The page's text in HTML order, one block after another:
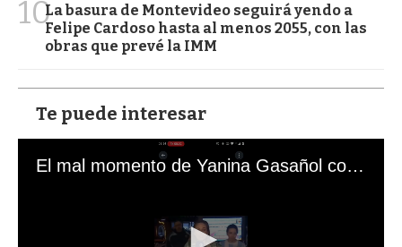
10La basura de Montevideo seguirá yendo a
Felipe Cardoso hasta al menos 2055, con las
obras que prevé la IMM
Te puede interesar
El mal momento de Yanina Gasañol con un hincha argentino en "Subrayado"